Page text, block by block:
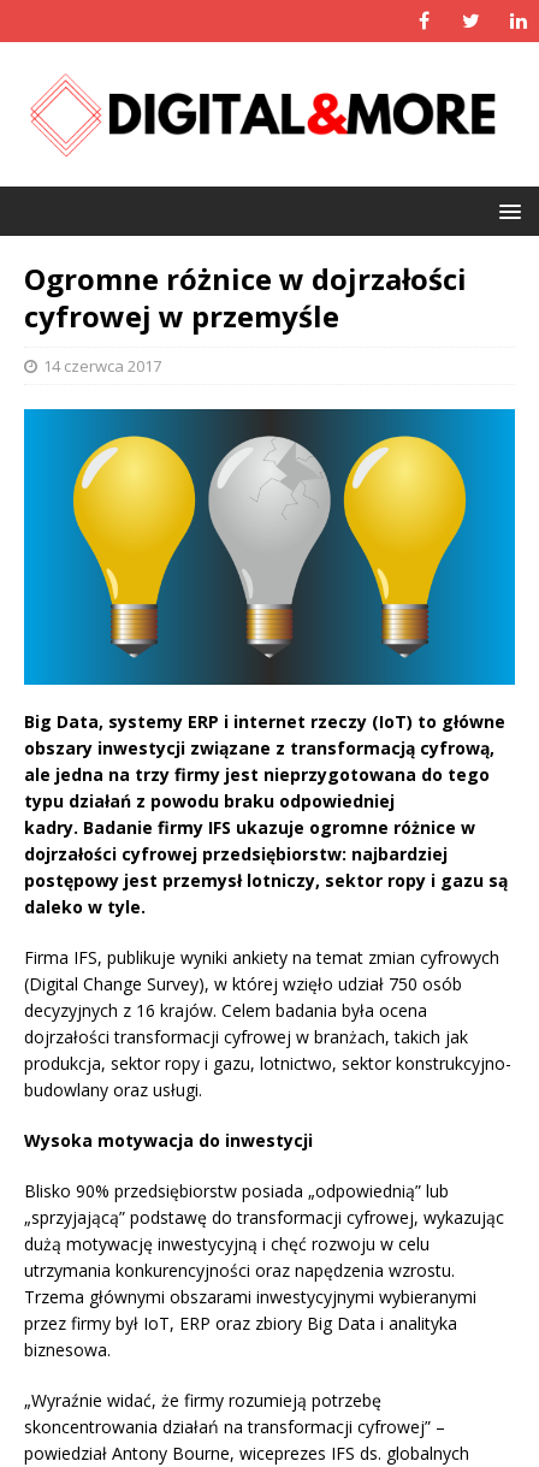
Ogromne różnice w dojrzałości
cyfrowej w przemyśle
14 czerwca 2017
Big Data, systemy ERP i internet rzeczy (IoT) to główne
obszary inwestycji związane z transformacją cyfrową,
ale jedna na trzy firmy jest nieprzygotowana do tego
typu działań z powodu braku odpowiedniej
kadry. Badanie firmy IFS ukazuje ogromne różnice w
dojrzałości cyfrowej przedsiębiorstw: najbardziej
postępowy jest przemysł lotniczy, sektor ropy i gazu są
daleko w tyle.
Firma IFS, publikuje wyniki ankiety na temat zmian cyfrowych
(Digital Change Survey), w której wzięło udział 750 osób
decyzyjnych z 16 krajów. Celem badania była ocena
dojrzałości transformacji cyfrowej w branżach, takich jak
produkcja, sektor ropy i gazu, lotnictwo, sektor konstrukcyjno-
budowlany oraz usługi.
Wysoka motywacja do inwestycji
Blisko 90% przedsiębiorstw posiada „odpowiednią” lub
„sprzyjającą” podstawę do transformacji cyfrowej, wykazując
dużą motywację inwestycyjną i chęć rozwoju w celu
utrzymania konkurencyjności oraz napędzenia wzrostu.
Trzema głównymi obszarami inwestycyjnymi wybieranymi
przez firmy był IoT, ERP oraz zbiory Big Data i analityka
biznesowa.
„Wyraźnie widać, że firmy rozumieją potrzebę
skoncentrowania działań na transformacji cyfrowej” –
powiedział Antony Bourne, wiceprezes IFS ds. globalnych